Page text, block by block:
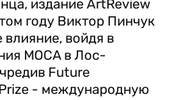
издание ArtReview
году Виктор Пинчук
войдя в
MOCA в Лос-
Future
- международную